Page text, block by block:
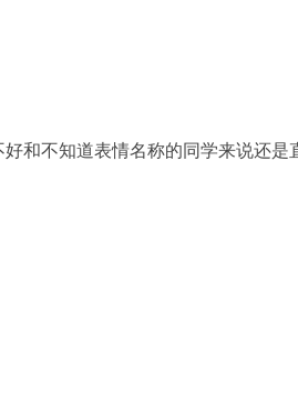
和不知道表情名称的同学来说还是